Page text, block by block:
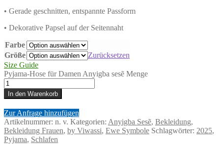
• Gerade geschnitten, entspannte Passform
• Dekorative Papsel auf der Seitennaht
Farbe
Größe
Zurücksetzen
Size Guide
Pyjama-Hose für Damen Anyigba sesẽ Menge
In den Warenkorb
Zur Anfrage hinzufügen
Artikelnummer: n. v. Kategorien: Anyigba Sesẽ, Bekleidung,
Bekleidung Frauen, by Viwassi, Ewe Symbole Schlagwörter: 2025,
Pyjama, Schlafen